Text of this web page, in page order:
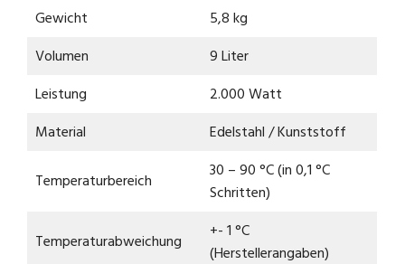
Gewicht
5,8 kg
Volumen
9 Liter
Leistung
2.000 Watt
Material
Edelstahl / Kunststoff
Temperaturbereich
30 – 90 °C (in 0,1 °C
Schritten)
Temperaturabweichung
+- 1 °C
(Herstellerangaben)